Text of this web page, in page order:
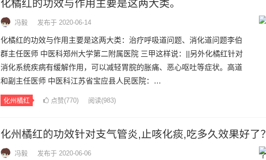
化橘红的功效与作用主要是这两大类。
冯毅 发布于 2020-06-14
化橘红的功效与作用主要是这两大类：治疗呼吸道问题、消化道问题李伯
群主任医师 中医科郑州大学第二附属医院 三甲这样说：||另外化橘红针对
消化系统疾病有缓解作用，可以减轻胃脘的胀痛、恶心呕吐等症状。高道
和副主任医师 中医科江苏省宝应县人民医院：…
化州橘红 点赞(770) 阅读(983)
化州橘红的功效针对支气管炎,止咳化痰,吃多久效果好了？
冯毅 发布于 2020-06-06